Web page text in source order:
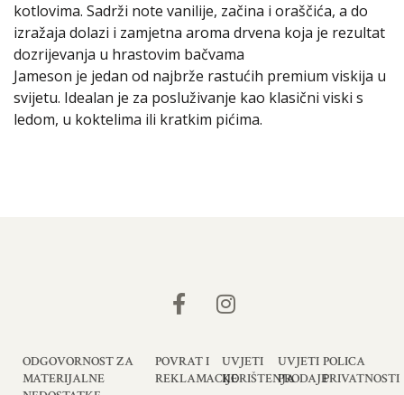
kotlovima. Sadrži note vanilije, začina i oraščića, a do
izražaja dolazi i zamjetna aroma drvena koja je rezultat
dozrijevanja u hrastovim bačvama
Jameson je jedan od najbrže rastućih premium viskija u
svijetu. Idealan je za posluživanje kao klasični viski s
ledom, u koktelima ili kratkim pićima.
ODGOVORNOST ZA
MATERIJALNE
POVRAT I
REKLAMACIJE
UVJETI
KORIŠTENJA
UVJETI
PRODAJE
POLICA
PRIVATNOSTI